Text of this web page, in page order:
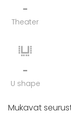
-
Theater
-
U shape
Mukavat